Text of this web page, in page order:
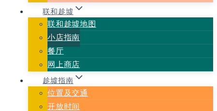
联和趁墟
联和趁墟地图
小店指南
餐厅
网上商店
趁墟指南
位置及交通
开放时间